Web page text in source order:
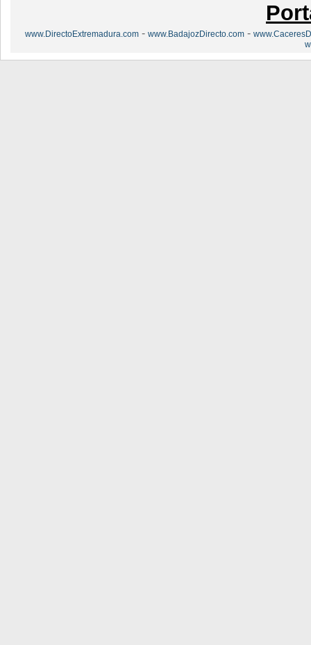
www.DirectoExtremadura.com - www.BadajozDirecto.com -